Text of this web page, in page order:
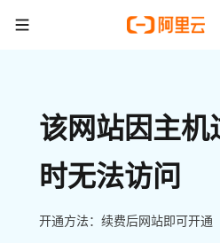
该网站因主机
时无法访问
开通方法：续费后网站即可开通